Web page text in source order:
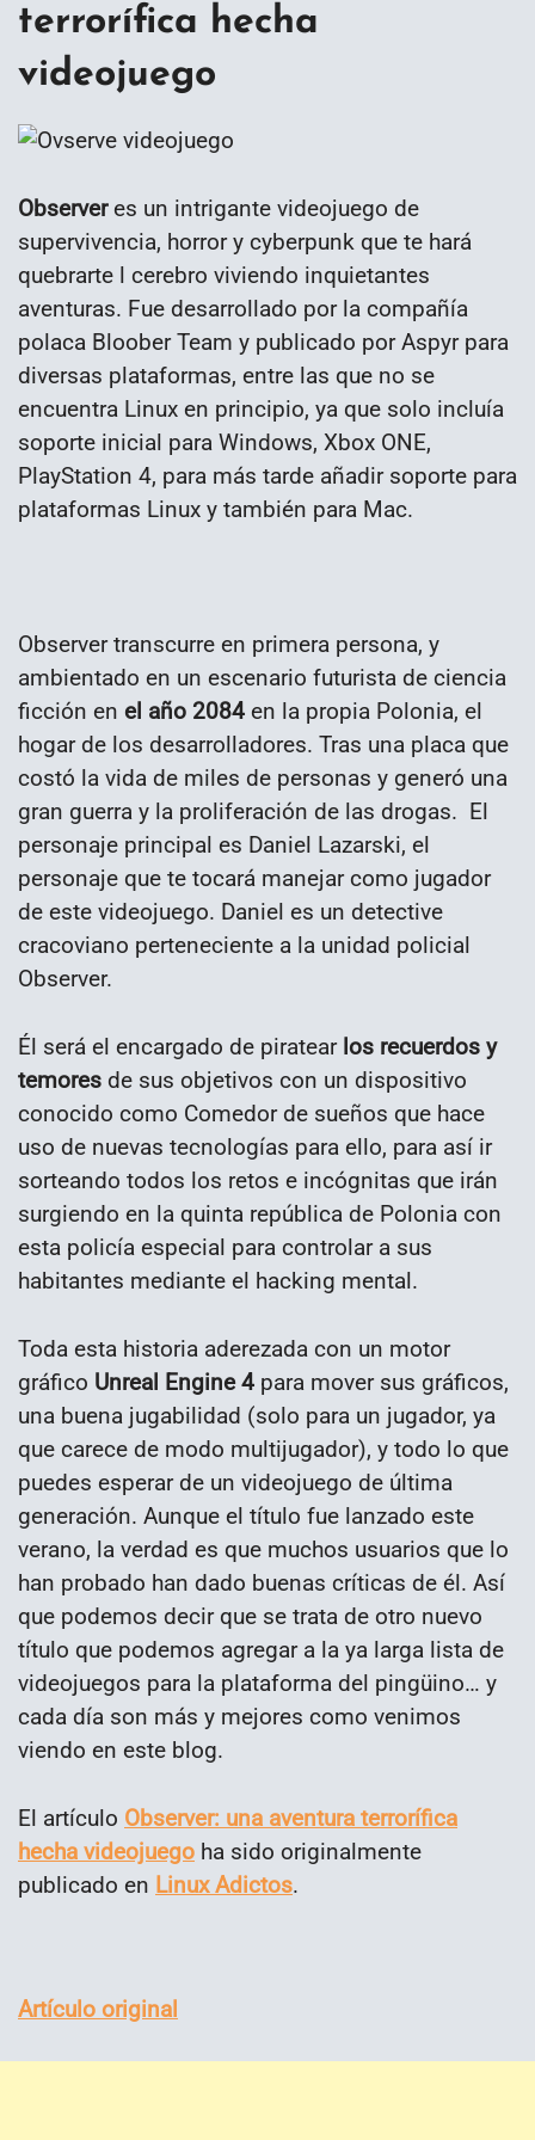
terrorífica hecha
videojuego
Observeres un intrigante videojuego de
supervivencia, horror y cyberpunk que te hará
quebrarte l cerebro viviendo inquietantes
aventuras. Fue desarrollado por la compañía
polaca Bloober Team y publicado por Aspyr para
diversas plataformas, entre las que no se
encuentra Linux en principio, ya que solo incluía
soporte inicial para Windows, Xbox ONE,
PlayStation 4, para más tarde añadir soporte para
plataformas Linux y también para Mac.
Observer transcurre en primera persona, y
ambientado en un escenario futurista de ciencia
ficción en el año 2084 en la propia Polonia, el
hogar de los desarrolladores. Tras una placa que
costó la vida de miles de personas y generó una
gran guerra y la proliferación de las drogas. El
personaje principal es Daniel Lazarski, el
personaje que te tocará manejar como jugador
de este videojuego. Daniel es un detective
cracoviano perteneciente a la unidad policial
Observer.
Él será el encargado de piratear los recuerdos y
temores de sus objetivos con un dispositivo
conocido como Comedor de sueños que hace
uso de nuevas tecnologías para ello, para así ir
sorteando todos los retos e incógnitas que irán
surgiendo en la quinta república de Polonia con
esta policía especial para controlar a sus
habitantes mediante el hacking mental.
Toda esta historia aderezada con un motor
gráfico Unreal Engine 4 para mover sus gráficos,
una buena jugabilidad (solo para un jugador, ya
que carece de modo multijugador), y todo lo que
puedes esperar de un videojuego de última
generación. Aunque el título fue lanzado este
verano, la verdad es que muchos usuarios que lo
han probado han dado buenas críticas de él. Así
que podemos decir que se trata de otro nuevo
título que podemos agregar a la ya larga lista de
videojuegos para la plataforma del pingüino… y
cada día son más y mejores como venimos
viendo en este blog.
El artículo Observer: una aventura terrorífica
hecha videojuego ha sido originalmente
publicado en Linux Adictos.
Artículo original